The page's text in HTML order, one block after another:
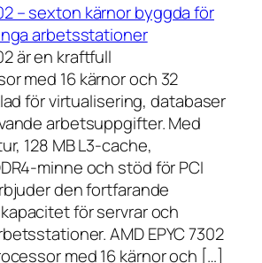
– sexton kärnor byggda för
arbetsstationer
är en kraftfull
med 16 kärnor och 32
för virtualisering, databaser
arbetsuppgifter. Med
128 MB L3-cache,
minne och stöd för PCI
den fortfarande
för servrar och
AMD EPYC 7302
med 16 kärnor och […]